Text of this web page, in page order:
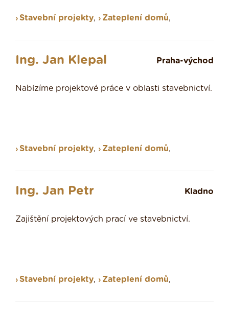
Stavební projekty, Zateplení domů,
Ing. Jan Klepal Praha-východ
Nabízíme projektové práce v oblasti stavebnictví.
Stavební projekty, Zateplení domů,
Ing. Jan Petr Kladno
Zajištění projektových prací ve stavebnictví.
Stavební projekty, Zateplení domů,